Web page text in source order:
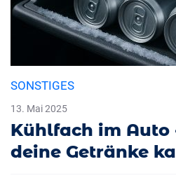
SONSTIGES
13. Mai 2025
Kühlfach im Auto
deine Getränke